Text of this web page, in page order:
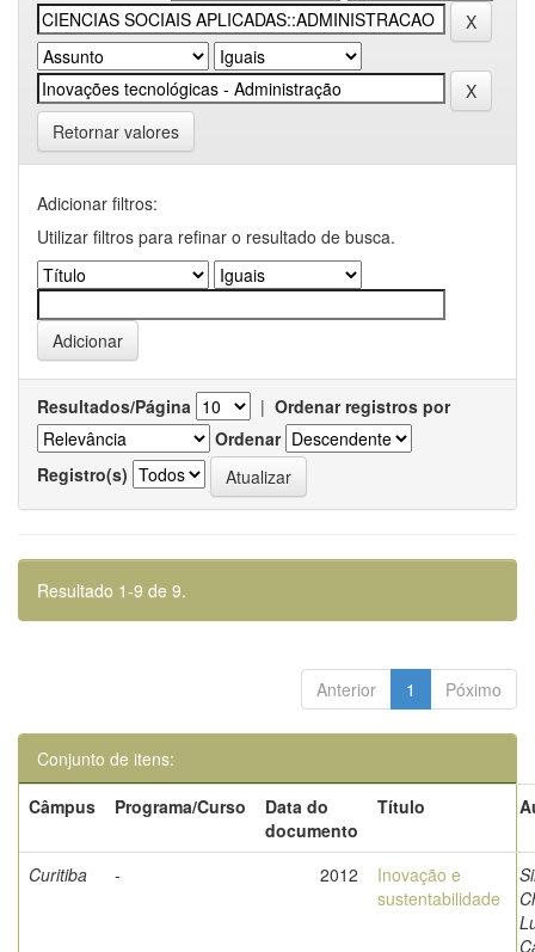
Retornar valores
Adicionar filtros:
Utilizar filtros para refinar o resultado de busca.
Resultados/Página | Ordenar registros por
Ordenar
Registro(s)
Resultado 1-9 de 9.
Anterior 1 Póximo
Conjunto de itens:
Câmpus
Programa/Curso
Data do
documento
Título
Curitiba - 2012
Inovação e
sustentabilidade